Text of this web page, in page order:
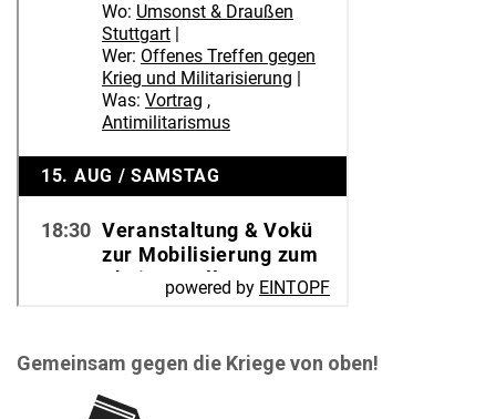
Gemeinsam gegen die Kriege von oben!